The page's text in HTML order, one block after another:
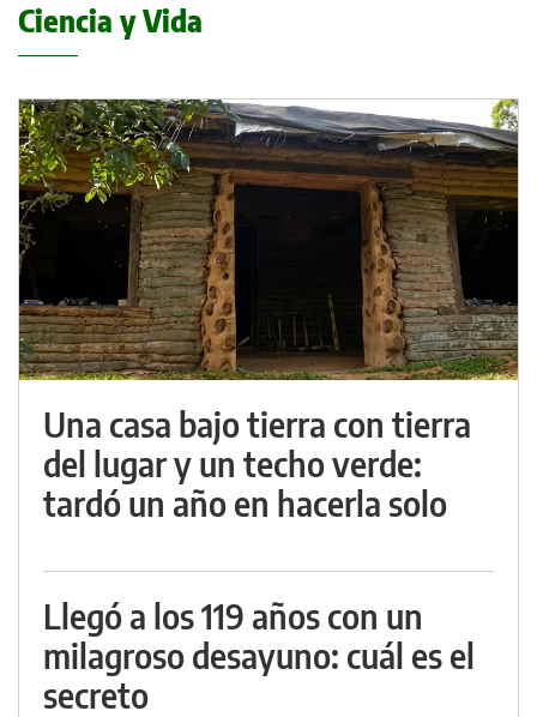
Ciencia y Vida
Una casa bajo tierra con tierra
del lugar y un techo verde:
tardó un año en hacerla solo
Llegó a los 119 años con un
milagroso desayuno: cuál es el
secreto